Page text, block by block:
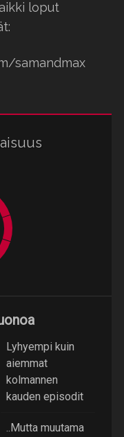
loput
samandmax
Lyhyempi kuin
aiemmat
kolmannen
kauden episodit
..Mutta muutama